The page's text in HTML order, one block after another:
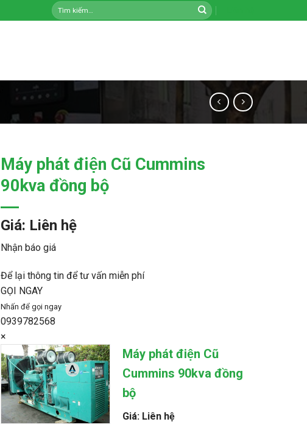
Tìm
kiếm:
Máy phát điện Cũ Cummins
90kva đồng bộ
Giá: Liên hệ
Nhận báo giá
Để lại thông tin để tư vấn miễn phí
GỌI NGAY
Nhấn để gọi ngay
0939782568
×
Máy phát điện Cũ
Cummins 90kva đồng
bộ
Giá: Liên hệ